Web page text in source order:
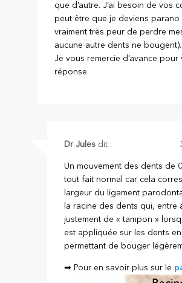
que d’autre. J’ai besoin de vos
peut être que je deviens parano
vraiment très peur de perdre
aucune autre dents ne bougent).
Je vous remercie d’avance pour
réponse
Dr Jules dit :
Un mouvement des dents de
tout fait normal car cela
largeur du ligament
la racine des dents qui, entre
justement de « tampon »
est appliquée sur les dents
permettant de bouger
➡ Pour en savoir plus sur le